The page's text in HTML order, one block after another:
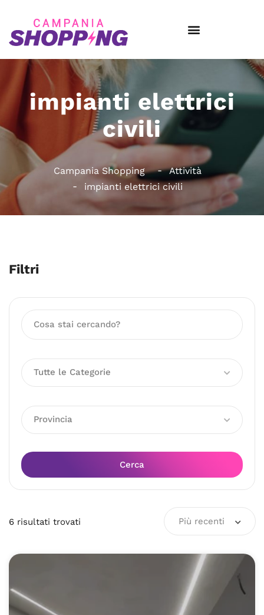
impianti elettrici
civili
Campania Shopping
Attività
impianti elettrici civili
Filtri
Tutte le Categorie
Provincia
Cerca
6 risultati trovati Più recenti